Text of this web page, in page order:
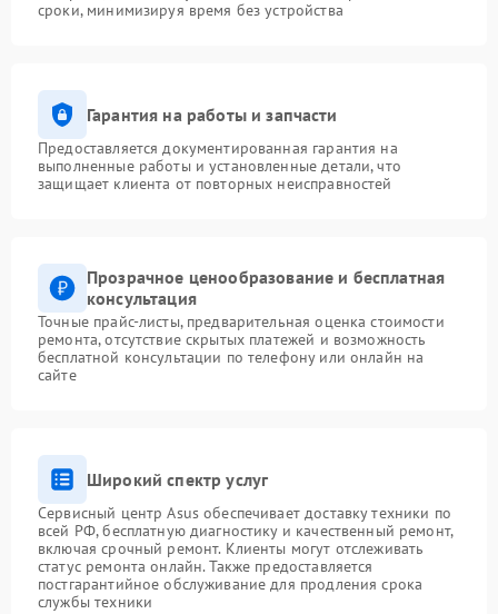
сроки, минимизируя время без устройства
Гарантия на работы и запчасти
Предоставляется документированная гарантия на
выполненные работы и установленные детали, что
защищает клиента от повторных неисправностей
Прозрачное ценообразование и бесплатная
консультация
Точные прайс-листы, предварительная оценка стоимости
ремонта, отсутствие скрытых платежей и возможность
бесплатной консультации по телефону или онлайн на
сайте
Широкий спектр услуг
Сервисный центр Asus обеспечивает доставку техники по
всей РФ, бесплатную диагностику и качественный ремонт,
включая срочный ремонт. Клиенты могут отслеживать
статус ремонта онлайн. Также предоставляется
постгарантийное обслуживание для продления срока
службы техники